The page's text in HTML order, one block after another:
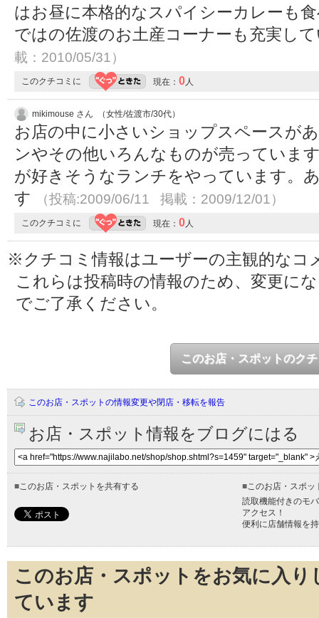
はお昼に本格的なスパイシーカレーも
ではの佐渡のお土産コーナーも充実し
載：2010/05/31）
このクチコミに 現在： 0人
mikimouse さん （女性/佐渡市/30代）
お店の中に小さいショップスペースが
ンやその他いろんなものが売っていま
が好きそうなランチをやっています。
す
（投稿:2009/06/11 掲載：2009/12/01）
このクチコミに 現在： 0人
※クチコミ情報はユーザーの主観的なコ
これらは投稿時の情報のため、変更に
でご了承ください。
このお店・スポットのク
このお店・スポットの情報変更や閉店・移転を報告
お店・スポット情報をブログにはる
■このお店・スポットを共有する ■このお店・スポッ
読取機能付きのモ
アクセス！
便利に店舗情報を
このお店・スポットをお気に入
ています